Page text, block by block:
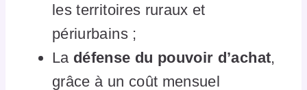
les territoires ruraux et
périurbains ;
La défense du pouvoir d’achat,
grâce à un coût mensuel